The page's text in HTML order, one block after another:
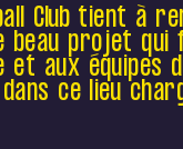
Club tient à
beau projet
et aux équipes
ce lieu